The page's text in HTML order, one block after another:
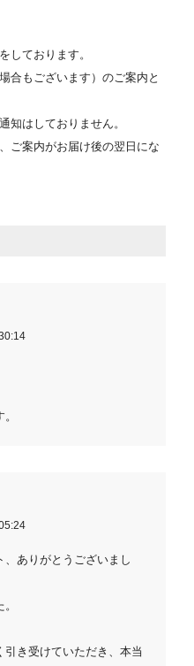
しております。
合もございます）のご案内と
知はしておりません。
ご案内がお届け後の翌日にな
、ありがとうございまし
き受けていただき、本当